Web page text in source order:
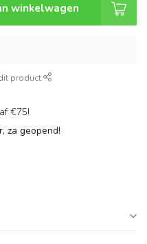
winkelwagen
product
€75!
za geopend!